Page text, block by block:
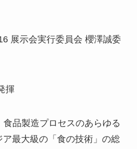
展示会実行委員会 櫻澤誠委
揮
食品製造プロセスのあらゆる
最大級の「食の技術」の総